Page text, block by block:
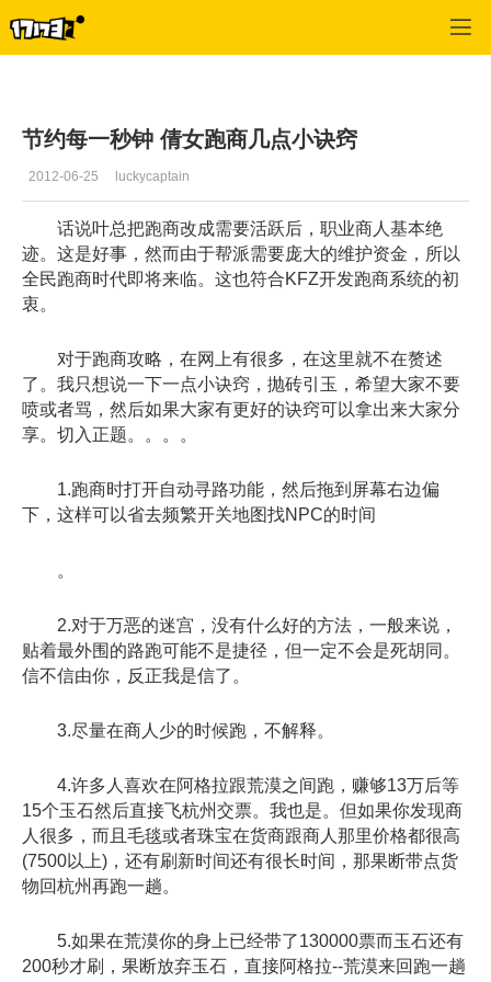
节约每一秒钟 倩女跑商几点小诀窍
2012-06-25 luckycaptain
话说叶总把跑商改成需要活跃后，职业商人基本绝
迹。这是好事，然而由于帮派需要庞大的维护资金，所以
全民跑商时代即将来临。这也符合KFZ开发跑商系统的初
衷。
对于跑商攻略，在网上有很多，在这里就不在赘述
了。我只想说一下一点小诀窍，抛砖引玉，希望大家不要
喷或者骂，然后如果大家有更好的诀窍可以拿出来大家分
享。切入正题。。。。
1.跑商时打开自动寻路功能，然后拖到屏幕右边偏
下，这样可以省去频繁开关地图找NPC的时间
。
2.对于万恶的迷宫，没有什么好的方法，一般来说，
贴着最外围的路跑可能不是捷径，但一定不会是死胡同。
信不信由你，反正我是信了。
3.尽量在商人少的时候跑，不解释。
4.许多人喜欢在阿格拉跟荒漠之间跑，赚够13万后等
15个玉石然后直接飞杭州交票。我也是。但如果你发现商
人很多，而且毛毯或者珠宝在货商跟商人那里价格都很高
(7500以上)，还有刷新时间还有很长时间，那果断带点货
物回杭州再跑一趟。
5.如果在荒漠你的身上已经带了130000票而玉石还有
200秒才刷，果断放弃玉石，直接阿格拉--荒漠来回跑一趟